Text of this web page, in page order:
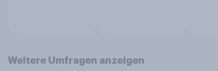
Weitere Umfragen anzeigen